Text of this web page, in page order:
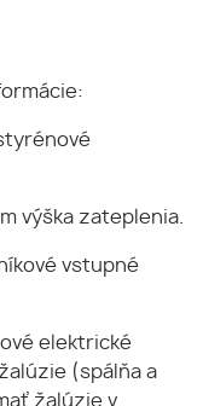
výška zateplenia.
vstupné
elektrické
(spálňa a
žalúzie v